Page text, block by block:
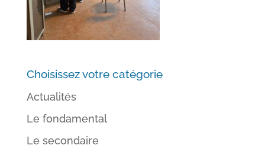
Choisissez votre catégorie
Actualités
Le fondamental
Le secondaire